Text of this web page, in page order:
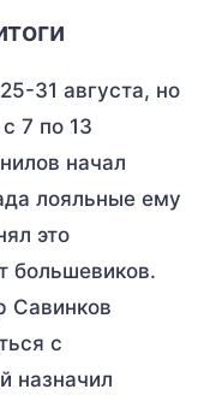
31 августа, но
7 по 13
начал
лояльные ему
это
большевиков.
Савинков
с
назначил